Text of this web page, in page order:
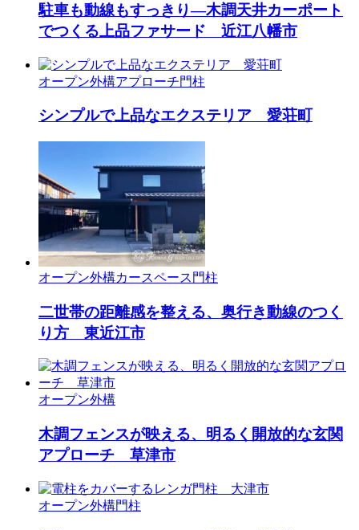
駐車も動線もすっきり—木調天井カーポート
でつくる上品ファサード 近江八幡市
オープン外構アプローチ門柱
シンプルで上品なエクステリア 愛荘町
オープン外構カースペース 門柱
二世帯の距離感を整える、奥行き動線のつく
り方 東近江市
オープン外構
木調フェンスが映える、明るく開放的な玄関
アプローチ 草津市
オープン外構門柱